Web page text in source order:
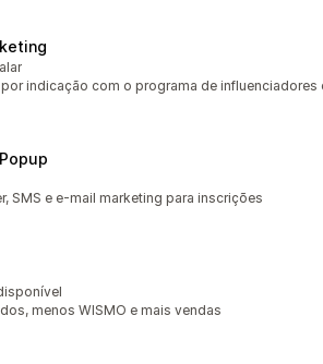
indicação com o programa de influenciadores
SMS e e-mail marketing para inscrições
menos WISMO e mais vendas